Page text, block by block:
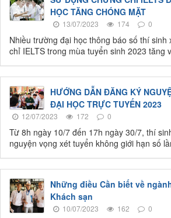
HỌC TĂNG CHÓNG MẶT
13/07/2023 174 0
Nhiều trường đại học thông báo số thí sinh
chỉ IELTS trong mùa tuyển sinh 2023 tăng
HƯỚNG DẪN ĐĂNG KÝ
ĐẠI HỌC TRỰC TUYẾN 2023
12/07/2023 172 0
Từ 8h ngày 10/7 đến 17h ngày 30/7, thí
nguyện vọng xét tuyển không giới hạn số
Những điều Cần biết về
Khách sạn
10/07/2023 162 0